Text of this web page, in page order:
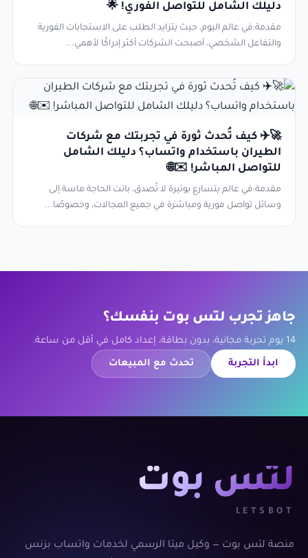
دليلك الشامل للتواصل الفوري! 🌟
مقدمة:في عالم اليوم، حيث يتزايد الطلب على الاستجابات الفورية
والتفاعل الشخصي، أصبحت الشركات أكثر إدراكًا لأهمي...
🚀✈️ كيف تُحدث ثورة في تجربتك مع شركات
الطيران باستخدام واتساب؟ دليلك الشامل
للتواصل المباشر! ✉️🌐
مقدمة:في عالم يتسارع بوتيرة لا تُصدق، باتت الحاجة ماسة إلى
وسائل تواصل فورية ومباشرة في جميع المجالات، وخصوصًا...
جاهز تجرب لتس بوت بنفسك؟
14 يوم تجربة مجانية، بدون بطاقة، إعداد كامل في أقل من ساعة.
ابدأ التجربة تحدث مع المبيعات
لتس بوت
LETSBOT
منصة لتس بوت — وكيل ميتا الرسمي لخدمات واتساب بزنس